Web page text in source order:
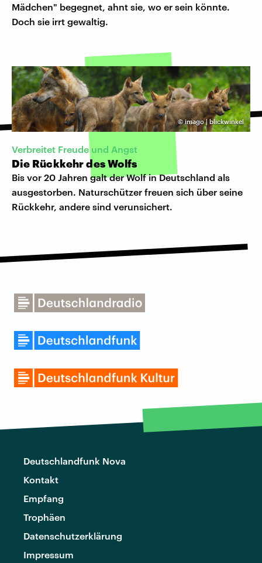
Mädchen" begegnet, ahnt sie, wo er sein könnte.
Doch sie irrt gewaltig.
©imago | blickwinkel
Verbreitet Freude und Angst
Die Rückkehr des Wolfs
Bis vor 20 Jahren galt der Wolf in Deutschland als
ausgestorben. Naturschützer freuen sich über seine
Rückkehr, andere sind verunsichert.
Deutschlandfunk Nova
Kontakt
Empfang
Trophäen
Datenschutzerklärung
Impressum